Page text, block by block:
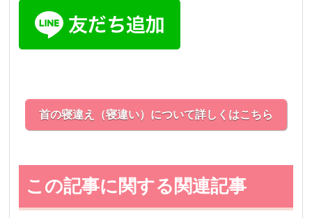
首の寝違え（寝違い）について詳しくはこちら
この記事に関する関連記事